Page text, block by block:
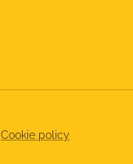
Cookie policy